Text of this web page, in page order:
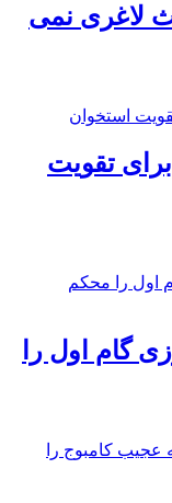
لاغری نمی
برای تقویت
گام اول را